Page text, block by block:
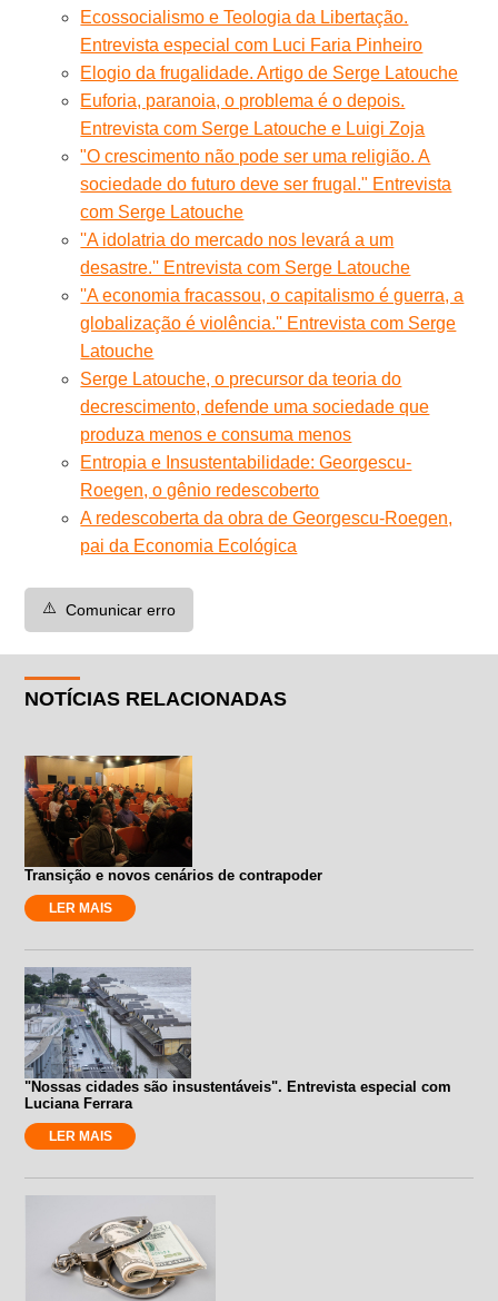
Ecossocialismo e Teologia da Libertação.
Entrevista especial com Luci Faria Pinheiro
Elogio da frugalidade. Artigo de Serge Latouche
Euforia, paranoia, o problema é o depois.
Entrevista com Serge Latouche e Luigi Zoja
"O crescimento não pode ser uma religião. A
sociedade do futuro deve ser frugal." Entrevista
com Serge Latouche
''A idolatria do mercado nos levará a um
desastre.'' Entrevista com Serge Latouche
''A economia fracassou, o capitalismo é guerra, a
globalização é violência.'' Entrevista com Serge
Latouche
Serge Latouche, o precursor da teoria do
decrescimento, defende uma sociedade que
produza menos e consuma menos
Entropia e Insustentabilidade: Georgescu-
Roegen, o gênio redescoberto
A redescoberta da obra de Georgescu-Roegen,
pai da Economia Ecológica
⚠️ Comunicar erro
NOTÍCIAS RELACIONADAS
Transição e novos cenários de contrapoder
LER MAIS
"Nossas cidades são insustentáveis". Entrevista especial com
Luciana Ferrara
LER MAIS